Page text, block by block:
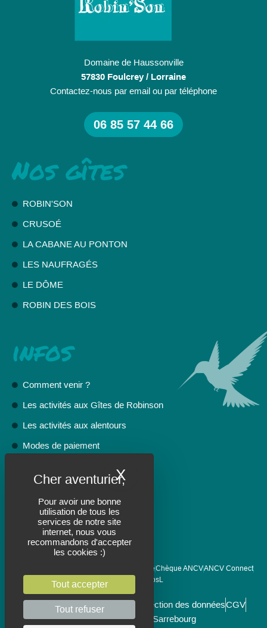
Pour avoir une bonne
utilisation de tous les
services de notre site
internet, nous vous
recommandons d'accepter
les cookies :)
Tout accepter
Tout refuser
X
Domaine de Haussonville
57830 Foulcrey / Lorraine
Contactez-nous par email ou par téléphone
06 85 57 44 66
Nos gîtes
ROBIN'SON
CRUSOÉ
LA CABANE AU PONTON
LES NAUFRAGÉS
LE DÔME
ROBIN DES BOIS
infos
Comment venir ?
Les activités aux Gîtes de Robinson
Les activités aux alentours
Modes de paiement
Politique d'annulation
VOIR LES DISPONIBILITÉS
Carte bleueChèque ANCVANCV Connect
Bon cadeau MosL
Mentions légales Politique de protection des donnéesCGV
Création CITY COM Sarrebourg